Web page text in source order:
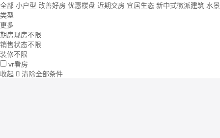
全部 小户型 改善好房 优惠楼盘 近期交房 宜居生态 新中式徽派建筑 水
类型
更多
期房现房不限
销售状态不限
装修不限
vr看房
收起  清除全部条件